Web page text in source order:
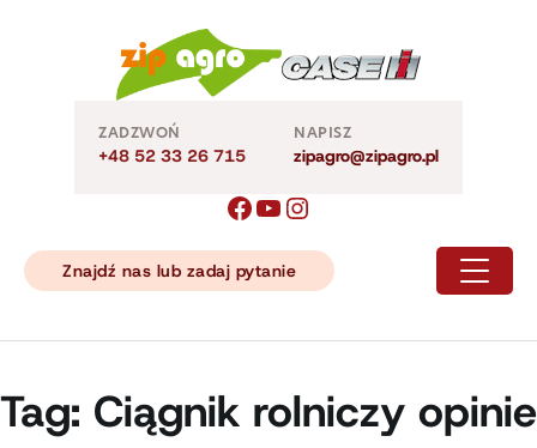
ZADZWOŃ
+48 52 33 26 715
NAPISZ
zipagro@zipagro.pl
Znajdź nas lub zadaj pytanie
Tag: Ciągnik rolniczy opinie